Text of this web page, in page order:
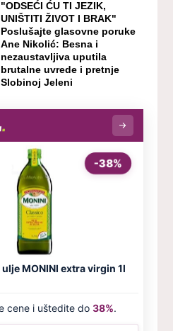
"ODSEĆI ĆU TI JEZIK,
UNIŠTITI ŽIVOT I BRAK"
Poslušajte glasovne poruke
Ane Nikolić: Besna i
nezaustavljiva uputila
brutalne uvrede i pretnje
Slobinoj Jeleni